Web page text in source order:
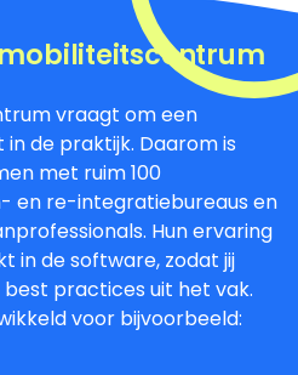
vraagt om een
de praktijk. Daarom is
met ruim 100
en re-integratiebureaus en
Hun ervaring
in de software, zodat jij
practices uit het vak.
voor bijvoorbeeld: